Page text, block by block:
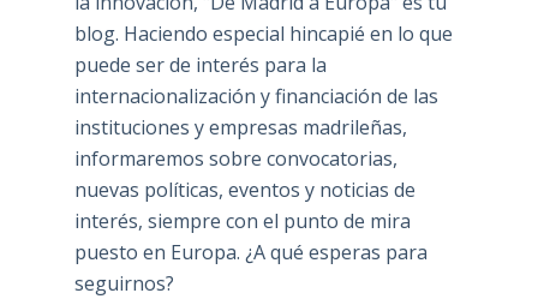
blog. Haciendo especial hincapié en lo que
puede ser de interés para la
internacionalización y financiación de las
instituciones y empresas madrileñas,
informaremos sobre convocatorias,
nuevas políticas, eventos y noticias de
interés, siempre con el punto de mira
puesto en Europa. ¿A qué esperas para
seguirnos?